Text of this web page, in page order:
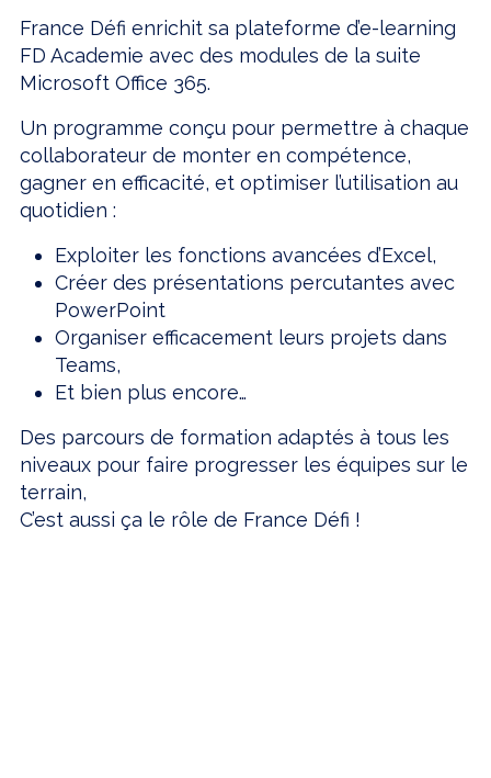
France Défi enrichit sa plateforme d’e-learning
FD Academie avec des modules de la suite
Microsoft Office 365.
Un programme conçu pour permettre à chaque
collaborateur de monter en compétence,
gagner en efficacité, et optimiser l’utilisation au
quotidien :
Exploiter les fonctions avancées d’Excel,
Créer des présentations percutantes avec
PowerPoint
Organiser efficacement leurs projets dans
Teams,
Et bien plus encore…
Des parcours de formation adaptés à tous les
niveaux pour faire progresser les équipes sur le
terrain,
C’est aussi ça le rôle de France Défi !